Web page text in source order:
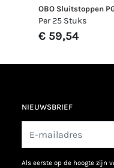
OBO Sluitstoppen
Per 25 Stuks
€ 59,54
NIEUWSBRIEF
als eerste op de hoogte zijn